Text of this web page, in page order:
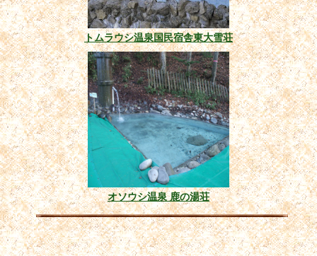
トムラウシ温泉国民宿舎東大雪荘
オソウシ温泉 鹿の湯荘